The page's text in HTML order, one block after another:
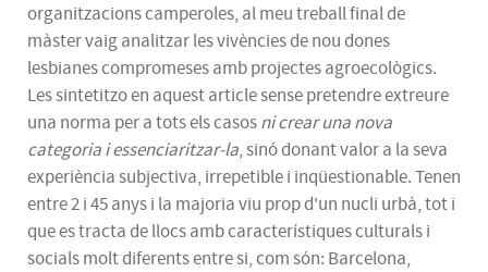
organitzacions camperoles, al meu treball final de
màster vaig analitzar les vivències de nou dones
lesbianes compromeses amb projectes agroecològics.
Les sintetitzo en aquest article sense pretendre extreure
una norma per a tots els casosni crear una nova
categoria iessenciaritzar-la, sinó donant valor a la seva
experiència subjectiva, irrepetible i inqüestionable. Tenen
entre 2 i 45 anys i la majoria viu prop d'un nucli urbà, tot i
que es tracta de llocs amb característiques culturals i
socials molt diferents entre si, com són: Barcelona,